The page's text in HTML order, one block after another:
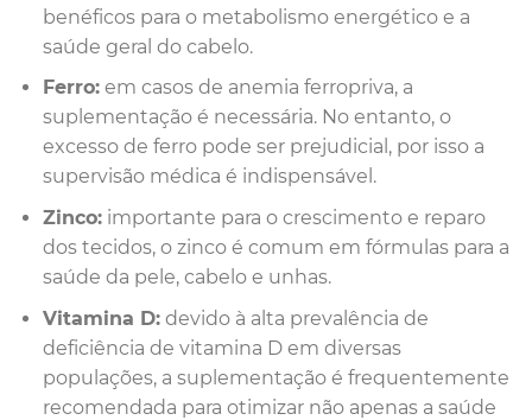
benéficos para o metabolismo energético e a
saúde geral do cabelo.
Ferro:em casos de anemia ferropriva, a
suplementação é necessária. No entanto, o
excesso de ferro pode ser prejudicial, por isso a
supervisão médica é indispensável.
Zinco:importante para o crescimento e reparo
dos tecidos, o zinco é comum em fórmulas para a
saúde da pele, cabelo e unhas.
Vitamina D:devido à alta prevalência de
deficiência de vitamina D em diversas
populações, a suplementação é frequentemente
recomendada para otimizar não apenas a saúde